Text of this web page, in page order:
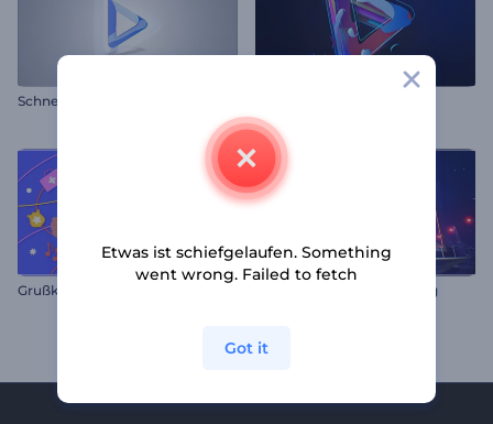
Schnelle Logoanimation
Grußkarte zum Tag der Arbeit Werbetafel Logoenthüllung
Etwas ist schiefgelaufen. Something
went wrong. Failed to fetch
Got it